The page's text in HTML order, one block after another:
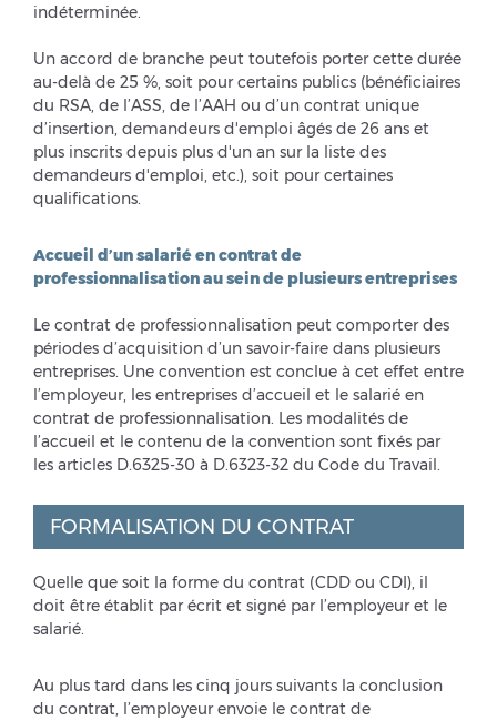
indéterminée.
Un accord de branche peut toutefois porter cette durée
au-delà de 25 %, soit pour certains publics (bénéficiaires
du RSA, de l’ASS, de l’AAH ou d’un contrat unique
d’insertion, demandeurs d'emploi âgés de 26 ans et
plus inscrits depuis plus d'un an sur la liste des
demandeurs d'emploi, etc.), soit pour certaines
qualifications.
Accueil d’un salarié en contrat de
professionnalisation au sein de plusieurs entreprises
Le contrat de professionnalisation peut comporter des
périodes d’acquisition d’un savoir-faire dans plusieurs
entreprises. Une convention est conclue à cet effet entre
l’employeur, les entreprises d’accueil et le salarié en
contrat de professionnalisation. Les modalités de
l’accueil et le contenu de la convention sont fixés par
les articles D.6325-30 à D.6323-32 du Code du Travail.
FORMALISATION DU CONTRAT
Quelle que soit la forme du contrat (CDD ou CDI), il
doit être établit par écrit et signé par l’employeur et le
salarié.
Au plus tard dans les cinq jours suivants la conclusion
du contrat, l’employeur envoie le contrat de